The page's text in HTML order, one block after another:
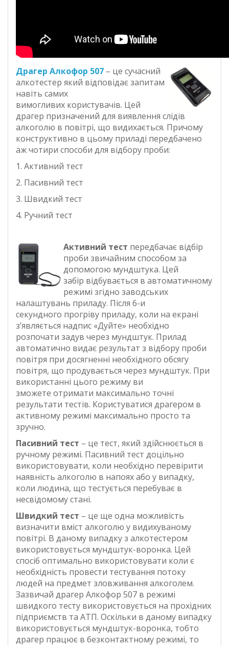
Драгер Алкофор 507 – це сучасний
алкотестер який відповідає запитам
навіть самих
вимогливих користувачів. Цей
драгер призначений для виявлення слідів
алкоголю в повітрі, що видихається. Причому
конструктивно в цьому приладі передбачено
аж чотири способи для відбору проби:
1. Активний тест
2. Пасивний тест
3. Швидкий тест
4. Ручний тест
Активний тест передбачає відбір
проби звичайним способом за
допомогою мундштука. Цей
забір відбувається в автоматичному
режимі згідно заводських
налаштувань приладу. Після 6-и
секундного прогріву приладу, коли на екрані
з’являється надпис «Дуйте» необхідно
розпочати задув через мундштук. Прилад
автоматично видає результат з відбору проби
повітря при досягненні необхідного обсягу
повітря, що продувається через мундштук. При
використанні цього режиму ви
зможете отримати максимально точні
результати тестів. Користуватися драгером в
активному режимі максимально просто та
зручно.
Пасивний тест – це тест, який здійснюється в
ручному режимі. Пасивний тест доцільно
використовувати, коли необхідно перевірити
наявність алкоголю в напоях або у випадку,
коли людина, що тестується перебуває в
несвідомому стані.
Швидкий тест – це ще одна можливість
визначити вміст алкоголю у видихуваному
повітрі. В даному випадку з алкотестером
використовується мундштук-воронка. Цей
спосіб оптимально використовувати коли є
необхідність провести тестування потоку
людей на предмет зловживання алкоголем.
Зазвичай драгер Алкофор 507 в режимі
швидкого тесту використовується на прохідних
підприємств та АТП. Оскільки в даному випадку
використовується мундштук-воронка, тобто
драгер працює в безконтактному режимі, то